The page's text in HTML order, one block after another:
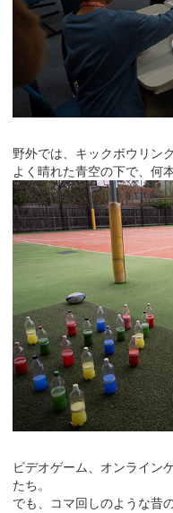
野外では、キックボウリング
よく晴れた青空の下で、何
ビデオゲーム、オンライン
たち。
でも、コマ回しのような昔